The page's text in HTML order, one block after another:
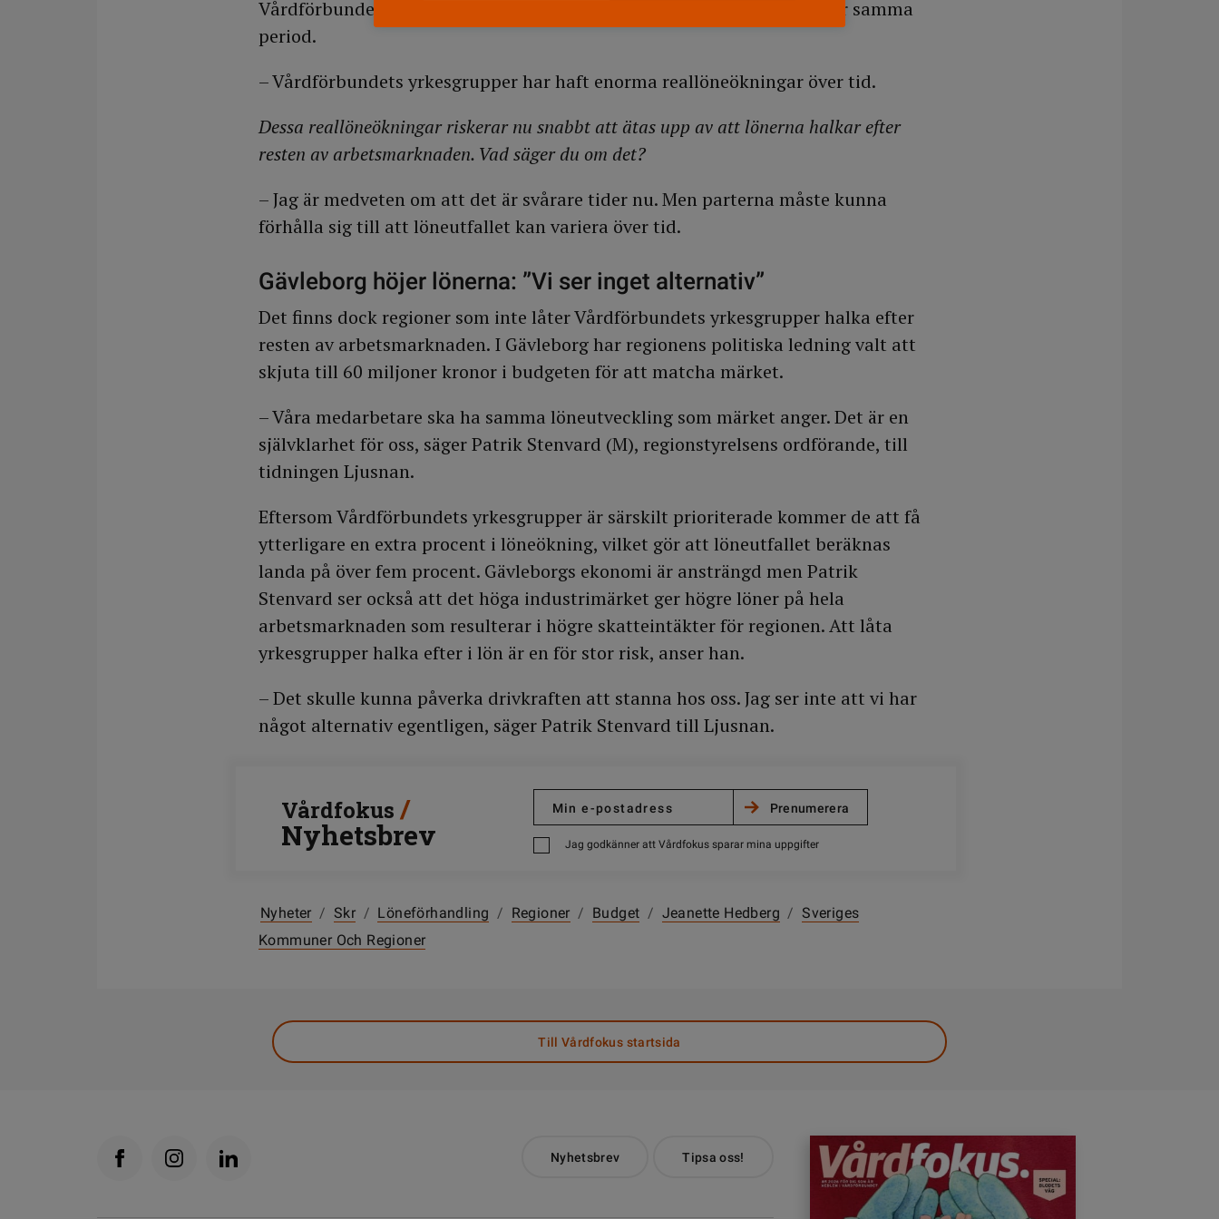
Vårdförbundets yrkesgrupper fick en löneökning på 24,2 procent under samma
period.
– Vårdförbundets yrkesgrupper har haft enorma reallöneökningar över tid.
Dessa reallöneökningar riskerar nu snabbt att ätas upp av att lönerna halkar efter
resten av arbetsmarknaden. Vad säger du om det?
– Jag är medveten om att det är svårare tider nu. Men parterna måste kunna
förhålla sig till att löneutfallet kan variera över tid.
Gävleborg höjer lönerna: ”Vi ser inget alternativ”
Det finns dock regioner som inte låter Vårdförbundets yrkesgrupper halka efter
resten av arbetsmarknaden. I Gävleborg har regionens politiska ledning valt att
skjuta till 60 miljoner kronor i budgeten för att matcha märket.
– Våra medarbetare ska ha samma löneutveckling som märket anger. Det är en
självklarhet för oss, säger Patrik Stenvard (M), regionstyrelsens ordförande, till
tidningen Ljusnan.
Eftersom Vårdförbundets yrkesgrupper är särskilt prioriterade kommer de att få
ytterligare en extra procent i löneökning, vilket gör att löneutfallet beräknas
landa på över fem procent. Gävleborgs ekonomi är ansträngd men Patrik
Stenvard ser också att det höga industrimärket ger högre löner på hela
arbetsmarknaden som resulterar i högre skatteintäkter för regionen. Att låta
yrkesgrupper halka efter i lön är en för stor risk, anser han.
– Det skulle kunna påverka drivkraften att stanna hos oss. Jag ser inte att vi har
något alternativ egentligen, säger Patrik Stenvard till Ljusnan.
Vårdfokus /
Nyhetsbrev Jag godkänner att Vårdfokus sparar mina uppgifter
Nyheter / Skr / Löneförhandling / Regioner / Budget / Jeanette Hedberg / Sveriges
Kommuner Och Regioner
Till Vårdfokus startsida
Nyhetsbrev Tipsa oss!